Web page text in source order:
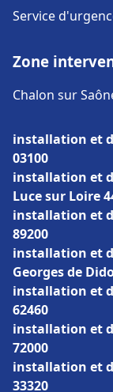
Service
Zone
Chalon sur
installation et
03100
installation et
Luce sur Loire
installation et
89200
installation et
Georges de
installation et
62460
installation et
72000
installation et
33320